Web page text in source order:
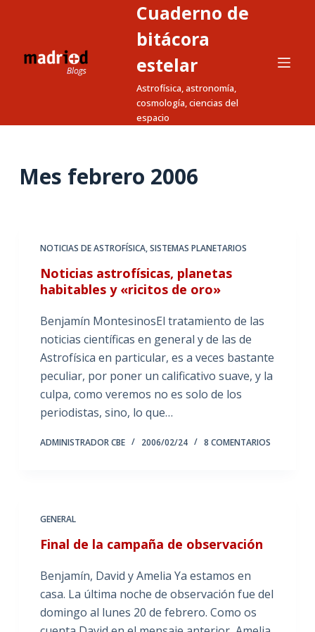
a
Cuaderno de
bitácora
estelar
Astrofísica, astronomía,
cosmología, ciencias del
espacio
Mes febrero 2006
NOTICIAS DE ASTROFÍSICA,SISTEMAS PLANETARIOS
Noticias astrofísicas, planetas
habitables y «ricitos de oro»
Benjamín MontesinosEl tratamiento de las
noticias científicas en general y de las de
Astrofísica en particular, es a veces bastante
peculiar, por poner un calificativo suave, y la
culpa, como veremos no es solo de los
periodistas, sino, lo que…
ADMINISTRADOR CBE 2006/02/24 8 COMENTARIOS
GENERAL
Final de la campaña de observación
Benjamín, David y Amelia Ya estamos en
casa. La última noche de observación fue del
domingo al lunes 20 de febrero. Como os